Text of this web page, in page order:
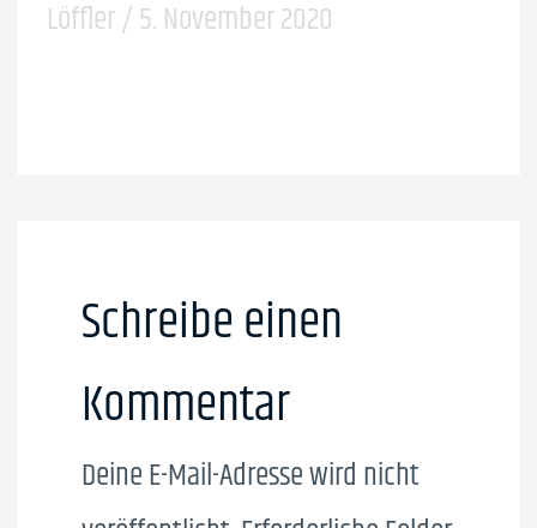
Löffler/ 5. November 2020
Schreibe einen
Kommentar
Deine E-Mail-Adresse wird nicht